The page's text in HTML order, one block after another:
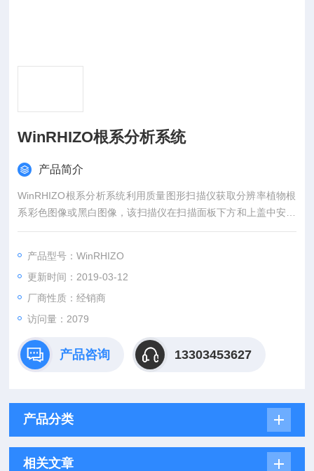
WinRHIZO根系分析系统
产品简介
WinRHIZO根系分析系统利用质量图形扫描仪获取分辨率植物根
系彩色图像或黑白图像，该扫描仪在扫描面板下方和上盖中安装
有的双光源照明系统，并且在扫面板上预留了双光源校准区域。
板下的光源和上盖板中的光源同时扫过透明度根盘中的根系样
品，这样可以避免根系扫描时容易产生的阴影和不均匀等现象的
影响，有效地了获取的图像质量。
产品型号：WinRHIZO
更新时间：2019-03-12
厂商性质：经销商
访问量：2079
产品咨询 13303453627
产品分类
相关文章